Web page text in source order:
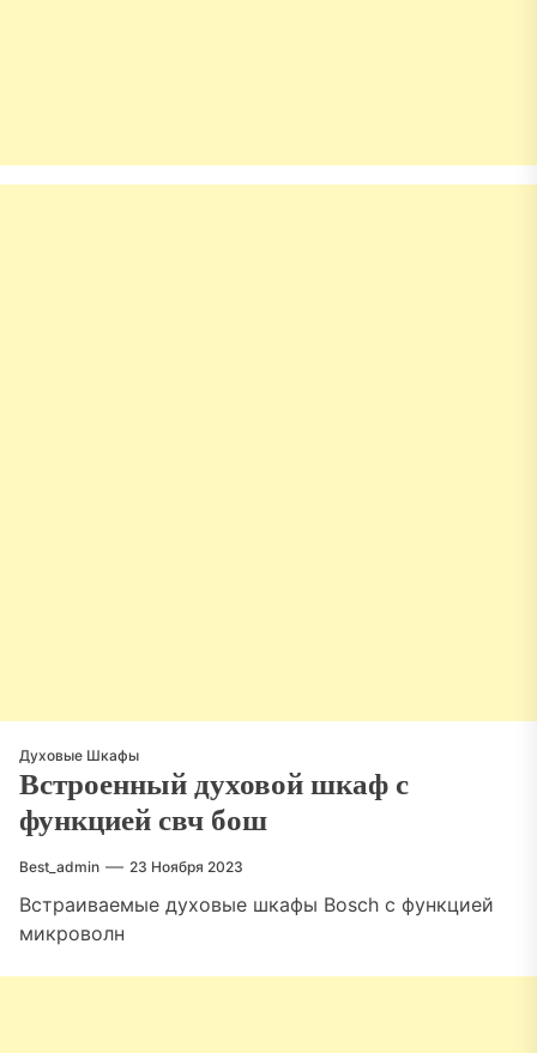
Духовые Шкафы
Встроенный духовой шкаф с
функцией свч бош
Best_admin 23 Ноября 2023
Встраиваемые духовые шкафы Bosch с функцией
микроволн